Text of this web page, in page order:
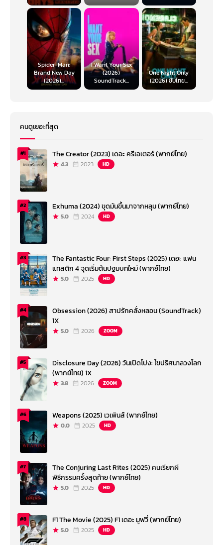
Spider-Man:
Brand New Day
(2026)...
I Want Your Sex
(2026)
SoundTrack...
One Night Only
(2026) ซับไทย...
คนดูเยอะที่สุด
#1 The Creator (2023) เดอะ ครีเอเตอร์ (พากย์ไทย)
4.3 2023 HD
#2 Exhuma (2024) ขุดมันขึ้นมาจากหลุม (พากย์ไทย)
5.0 2024 HD
#3
The Fantastic Four: First Steps (2025) เดอะ แฟน
แทสติก 4 จุดเริ่มต้นปฐมบทใหม่ (พากย์ไทย)
5.0 2025 HD
#4
Obsession (2026) สาปรักคลั่งหลอน (SoundTrack)
1X
5.0 2026 ZOOM
#5
Disclosure Day (2026) วันเปิดโปง: ไขปริศนาลวงโลก
(พากย์ไทย) 1X
3.8 2026 ZOOM
#6 Weapons (2025) เวเพินส์ (พากย์ไทย)
0.0 2025 HD
#7
The Conjuring Last Rites (2025) คนเรียกผี
พิธีกรรมครั้งสุดท้าย (พากย์ไทย)
5.0 2025 HD
#8 F1 The Movie (2025) F1 เดอะ มูฟวี่ (พากย์ไทย)
5.0 2025 HD